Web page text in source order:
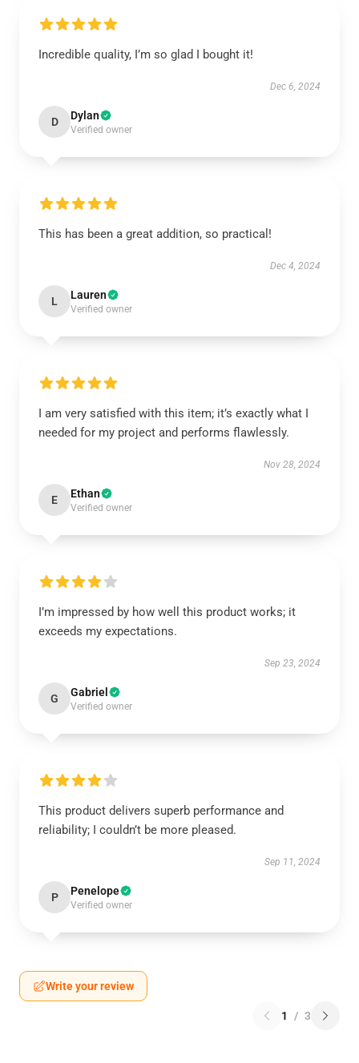
Incredible quality, I’m so glad I bought it!
Dec 6, 2024
D Dylan
Verified owner
This has been a great addition, so practical!
Dec 4, 2024
L Lauren
Verified owner
I am very satisfied with this item; it’s exactly what I
needed for my project and performs flawlessly.
Nov 28, 2024
E Ethan
Verified owner
I’m impressed by how well this product works; it
exceeds my expectations.
Sep 23, 2024
G Gabriel
Verified owner
This product delivers superb performance and
reliability; I couldn’t be more pleased.
Sep 11, 2024
P Penelope
Verified owner
Write your review
1 / 3